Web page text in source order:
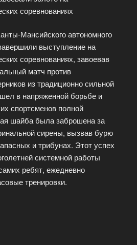
соревнованиях
Мансийского автономного
выступление на
соревнованиях, завоевав
матч против
из традиционно сильной
в напряженной борьбе и
спортсменов полной
шайба была заброшена за
сирены, вызвав бурю
и трибунах. Этот успех
системной работы
ребят, ежедневно
тренировки.